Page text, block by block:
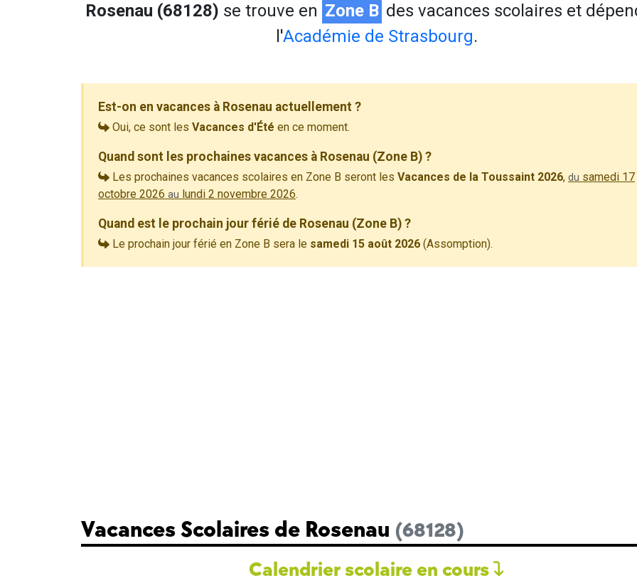
Rosenau (68128) se trouve en Zone B des vacances scolaires et
l'Académie de Strasbourg.
Est-on en vacances à Rosenau actuellement ?
Oui, ce sont les Vacances d'Été en ce moment.
Quand sont les prochaines vacances à Rosenau (Zone B) ?
Les prochaines vacances scolaires en Zone B seront les Vacances de la Toussaint 2026, du samedi 17
octobre 2026 au lundi 2 novembre 2026.
Quand est le prochain jour férié de Rosenau (Zone B) ?
Le prochain jour férié en Zone B sera le samedi 15 août 2026 (Assomption).
Vacances Scolaires de Rosenau (68128)
Calendrier scolaire en cours